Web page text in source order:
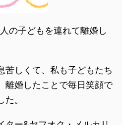
の子どもを連れて離婚し
苦しくて、私も子どもたち
離婚したことで毎日笑顔で
。